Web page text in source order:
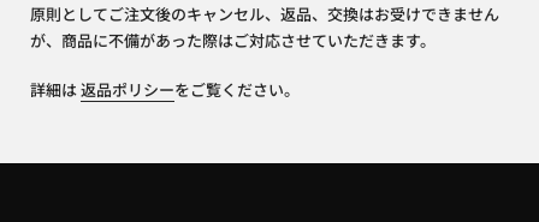
原則としてご注文後のキャンセル、返品、交換はお受けできません
が、商品に不備があった際はご対応させていただきます。
詳細は返品ポリシーをご覧ください。